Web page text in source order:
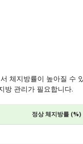
체지방률이 높아질 수
방 관리가 필요합니다.
정상 체지방률 (%)